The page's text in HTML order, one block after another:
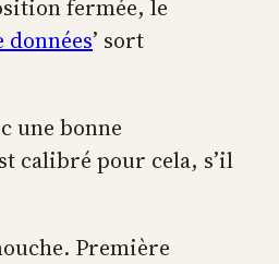
fermée, le
données’ sort
une bonne
calibré pour cela, s’il
Première